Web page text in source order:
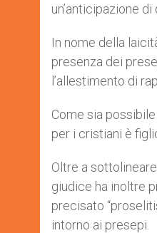
un’anticipazione
In nome della
presenza dei
l’allestimento di
Come sia
per i cristiani è
Oltre a
giudice ha inoltre
precisato
intorno ai presepi.